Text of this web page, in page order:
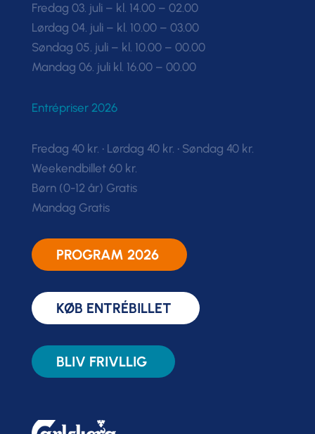
Fredag 03. juli – kl. 14.00 – 02.00
Lørdag 04. juli – kl. 10.00 – 03.00
Søndag 05. juli – kl. 10.00 – 00.00
Mandag 06. juli kl. 16.00 – 00.00
Entrépriser 2026
Fredag 40 kr. • Lørdag 40 kr. • Søndag 40 kr.
Weekendbillet 60 kr.
Børn (0-12 år) Gratis
Mandag Gratis
PROGRAM 2026
KØB ENTRÉBILLET
BLIV FRIVLLIG